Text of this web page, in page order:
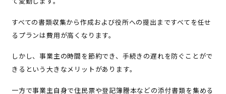
すべての書類収集から作成および役所への提出まですべてを任せ
るプランは費用が高くなります。
しかし、事業主の時間を節約でき、手続きの遅れを防ぐことがで
きるという大きなメリットがあります。
一方で事業主自身で住民票や登記簿謄本などの添付書類を集める